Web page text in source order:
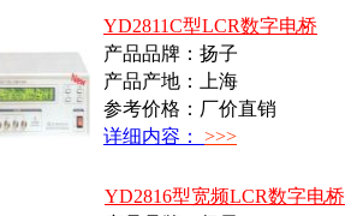
YD2811C型LCR数字电桥
产品品牌：扬子
产品产地：上海
参考价格：厂价直销
详细内容： >>>
YD2816型宽频LCR数字电桥